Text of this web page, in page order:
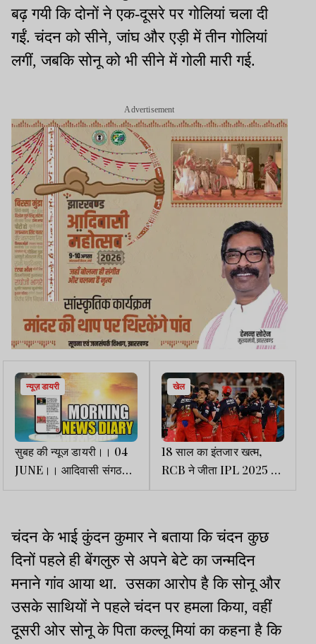
बढ़ गयी कि दोनों ने एक-दूसरे पर गोलियां चला दी
गईं. चंदन को सीने, जांघ और एड़ी में तीन गोलियां
लगीं, जबकि सोनू को भी सीने में गोली मारी गई.
Advertisement
न्यूज़ डायरी
सुबह की न्यूज डायरी।। 04
JUNE।। आदिवासी संगठनों
का झारखंड बंद || करोना को
खेल
18 साल का इंतजार खत्म,
RCB ने जीता IPL 2025 का
खिताब
चंदन के भाई कुंदन कुमार ने बताया कि चंदन कुछ
दिनों पहले ही बेंगलुरु से अपने बेटे का जन्मदिन
मनाने गांव आया था. उसका आरोप है कि सोनू और
उसके साथियों ने पहले चंदन पर हमला किया, वहीं
दूसरी ओर सोनू के पिता कल्लू मियां का कहना है कि